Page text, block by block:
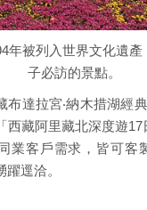
年被列入世界文化遺產
子必訪的景點。
布達拉宮‧納木措湖經
西藏阿里藏北深度遊17
業客戶需求，皆可客
逕洽。